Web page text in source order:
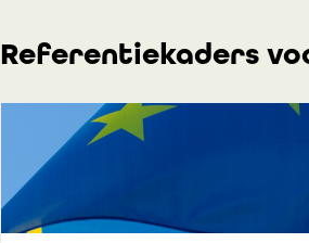
Referentiekaders